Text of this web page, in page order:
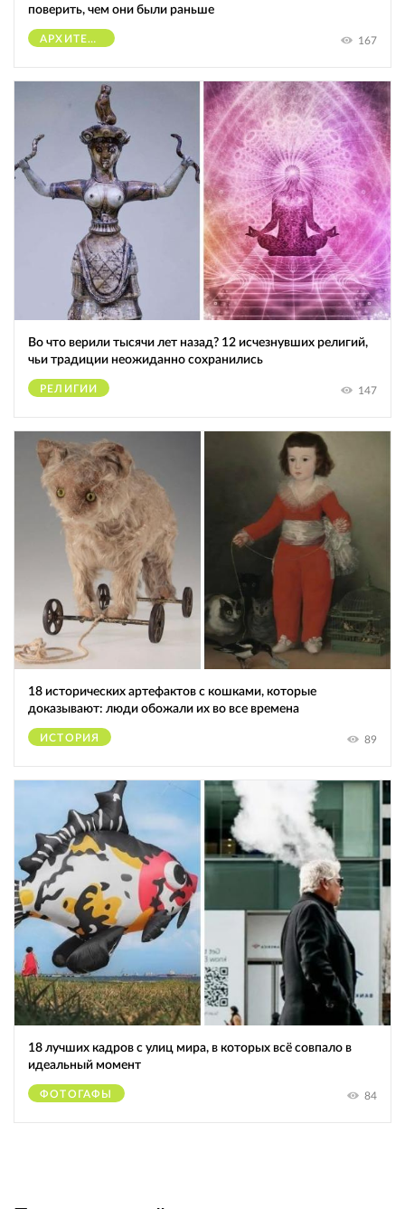
поверить, чем они были раньше
АРХИТЕКТУРА 167
Во что верили тысячи лет назад? 12 исчезнувших религий,
чьи традиции неожиданно сохранились
РЕЛИГИИ 147
18 исторических артефактов с кошками, которые
доказывают: люди обожали их во все времена
ИСТОРИЯ 89
18 лучших кадров с улиц мира, в которых всё совпало в
идеальный момент
ФОТОГАФЫ 84